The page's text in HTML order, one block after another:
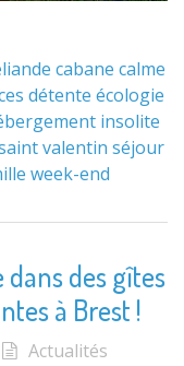
cabane calme
détente écologie
insolite
valentin séjour
week-end
des gîtes
à Brest !
Actualités